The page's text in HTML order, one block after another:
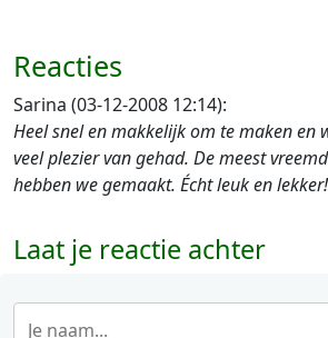
Reacties
Sarina (03-12-2008 12:14):
Heel snel en makkelijk om te maken en
veel plezier van gehad. De meest
hebben we gemaakt. Écht leuk en lekker!
Laat je reactie achter